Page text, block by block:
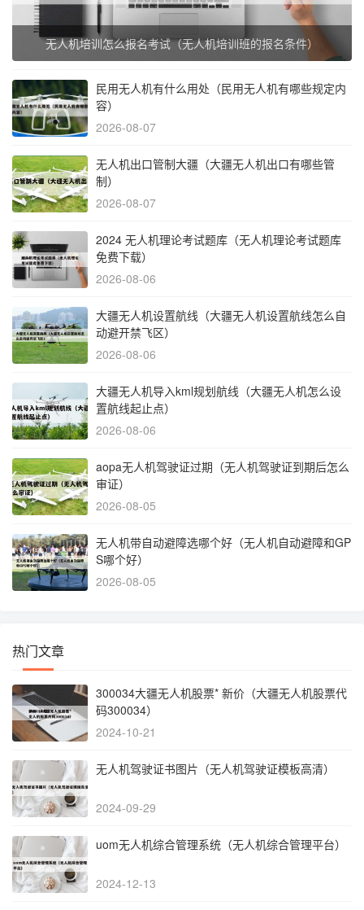
无人机培训怎么报名考试（无人机培训班的报名条件）
民用无人机有什么用处（民用无人机有哪些规定内
容）
2026-08-07
无人机出口管制大疆（大疆无人机出口有哪些管
制）
2026-08-07
2024 无人机理论考试题库（无人机理论考试题库
免费下载）
2026-08-06
大疆无人机设置航线（大疆无人机设置航线怎么自
动避开禁飞区）
2026-08-06
大疆无人机导入kml规划航线（大疆无人机怎么设
置航线起止点）
2026-08-06
aopa无人机驾驶证过期（无人机驾驶证到期后怎么
审证）
2026-08-05
无人机带自动避障选哪个好（无人机自动避障和GP
S哪个好）
2026-08-05
热门文章
300034大疆无人机股票* 新价（大疆无人机股票代
码300034）
2024-10-21
无人机驾驶证书图片（无人机驾驶证模板高清）
2024-09-29
uom无人机综合管理系统（无人机综合管理平台）
2024-12-13